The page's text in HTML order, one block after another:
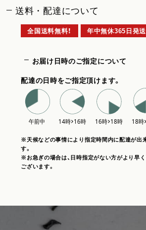
送料・配達について
全国送料無料！ 年中無休365日発送
お届け日時のご指定について
配達の日時をご指定頂けます。
※天候などの事情により指定時間内に配達が出
す。
※お急ぎの場合は、日時指定がない方がより早
ございます。